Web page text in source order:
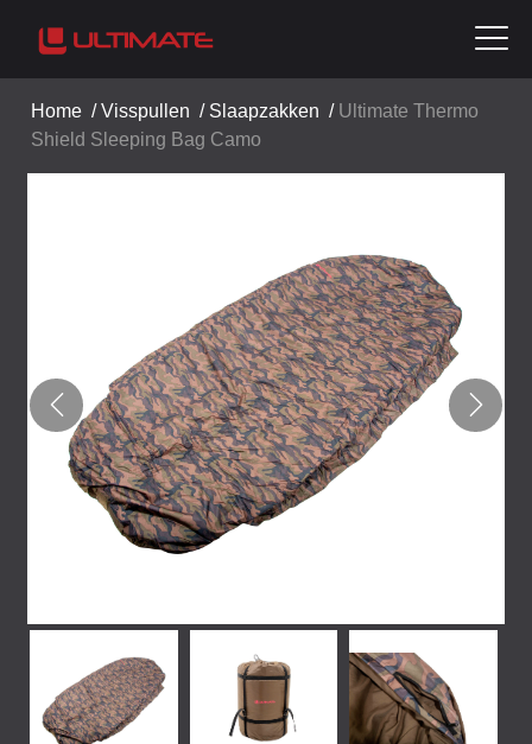
Home /Visspullen / Slaapzakken / Ultimate Thermo
Shield Sleeping Bag Camo